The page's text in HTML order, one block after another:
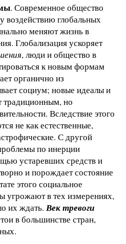
. Современное общество
воздействию глобальных
меняют жизнь в
Глобализация ускоряет
, люди и общество в
к новым формам
органично из
социум; новые идеалы и
традиционным, но
Вследствие этого
не как естественные,
С другой
по инерции
устаревших средств и
и порождает состояние
этого социальное
угрожают в тех измерениях,
их ждать. Век тревоги
в большинстве стран,